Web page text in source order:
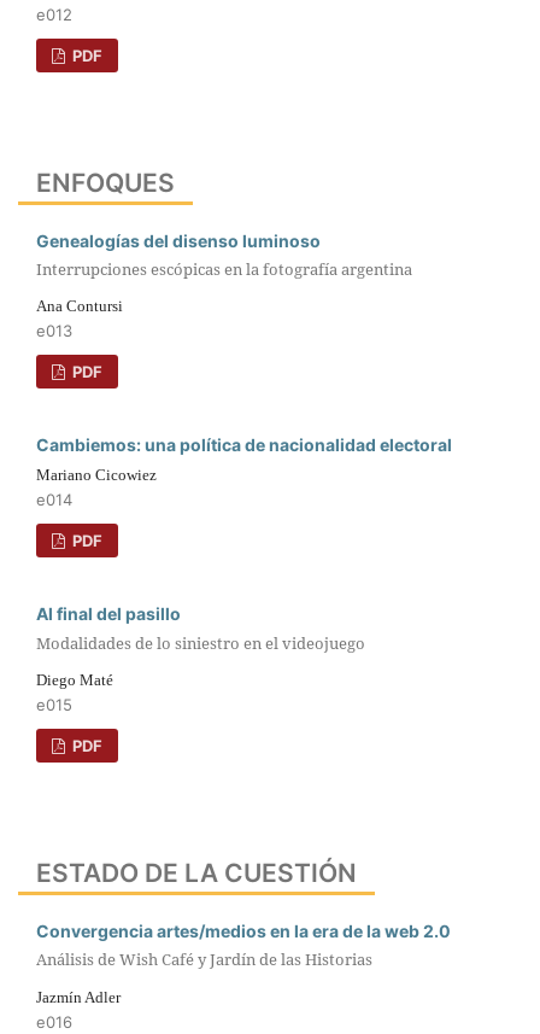
e012
PDF
ENFOQUES
Genealogías del disenso luminoso
Interrupciones escópicas en la fotografía argentina
Ana Contursi
e013
PDF
Cambiemos: una política de nacionalidad electoral
Mariano Cicowiez
e014
PDF
Al final del pasillo
Modalidades de lo siniestro en el videojuego
Diego Maté
e015
PDF
ESTADO DE LA CUESTIÓN
Convergencia artes/medios en la era de la web 2.0
Análisis de Wish Café y Jardín de las Historias
Jazmín Adler
e016